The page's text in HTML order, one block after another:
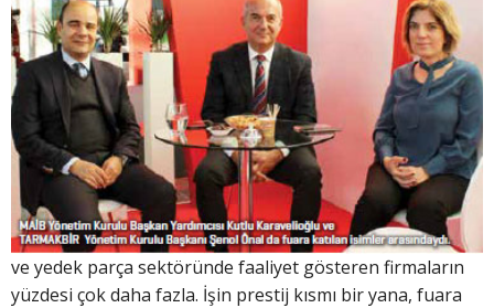
ve yedek parça sektöründe faaliyet gösteren firmaların
yüzdesi çok daha fazla. İşin prestij kısmı bir yana, fuara